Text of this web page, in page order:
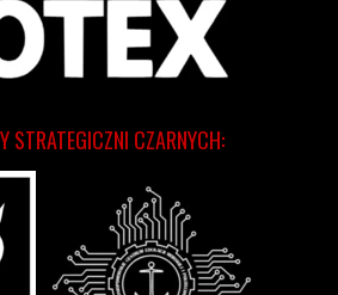
STRATEGICZNI CZARNYCH: